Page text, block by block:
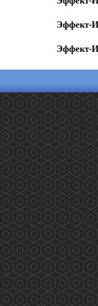
Эффект-
Эффект-